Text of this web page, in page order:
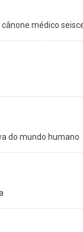
médico
do mundo humano